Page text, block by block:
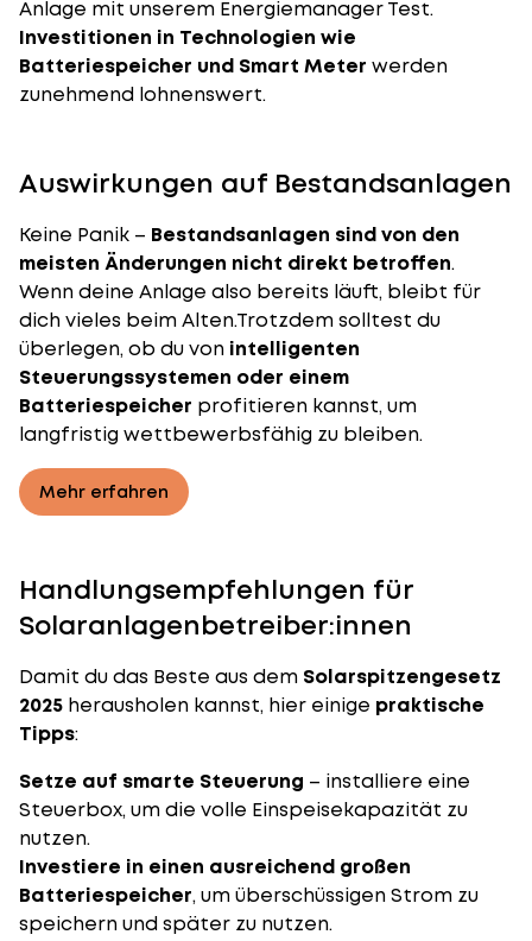
Anlage mit unserem Energiemanager Test.
Investitionen in Technologien wie
Batteriespeicher und Smart Meter werden
zunehmend lohnenswert.
Auswirkungen auf Bestandsanlagen
Keine Panik – Bestandsanlagen sind von den
meisten Änderungen nicht direkt betroffen.
Wenn deine Anlage also bereits läuft, bleibt für
dich vieles beim Alten.Trotzdem solltest du
überlegen, ob du von intelligenten
Steuerungssystemen oder einem
Batteriespeicher profitieren kannst, um
langfristig wettbewerbsfähig zu bleiben.
Mehr erfahren
Handlungsempfehlungen für
Solaranlagenbetreiber:innen
Damit du das Beste aus dem Solarspitzengesetz
2025 herausholen kannst, hier einige praktische
Tipps:
Setze auf smarte Steuerung – installiere eine
Steuerbox, um die volle Einspeisekapazität zu
nutzen.
Investiere in einen ausreichend großen
Batteriespeicher, um überschüssigen Strom zu
speichern und später zu nutzen.